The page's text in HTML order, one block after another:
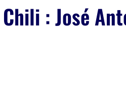
Chili : José